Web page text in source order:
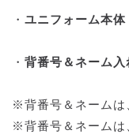
・ ユニフォーム本
・ 背番号＆ネーム
※背番号＆ネームは
※背番号＆ネームは